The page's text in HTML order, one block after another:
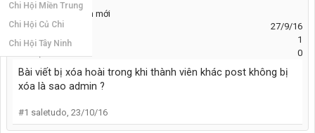
Chi Hội Miền Trung
Chi Hội Củ Chi
Chi Hội Tây Ninh
Thành viên mới
Tham gia:
27/9/16
Bài viết:
1
0
Bài viết bị xóa hoài trong khi thành viên khác post không bị
xóa là sao admin ?
#1 saletudo, 23/10/16